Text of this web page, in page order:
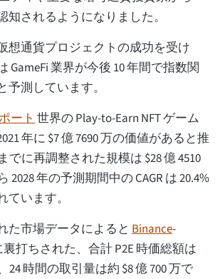
知されるようになりました。
想通貨プロジェクトの成功を受け
GameFi 業界が今後 10 年間で指数関
予測しています。
ート世界の Play-to-Earn NFT ゲーム
年に $7 億 7690 万の価値があると推
でに再調整された規模は $28 億 4510
2028 年の予測期間中の CAGR は 20.4%
います。
た市場データによると Binance-
裏打ちされた、合計 P2E 時価総額は
24 時間の取引量は約 $8 億 700 万で